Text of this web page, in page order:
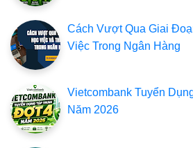
Cách Vượt Qua Giai
Việc Trong Ngân Hàng
Vietcombank Tuyển
Năm 2026